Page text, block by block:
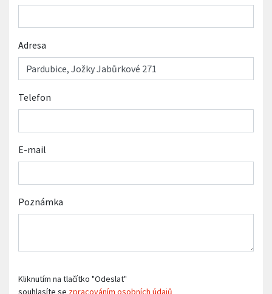
Adresa
Telefon
E-mail
Poznámka
Kliknutím na tlačítko "Odeslat"
souhlasíte se zpracováním osobních údajů